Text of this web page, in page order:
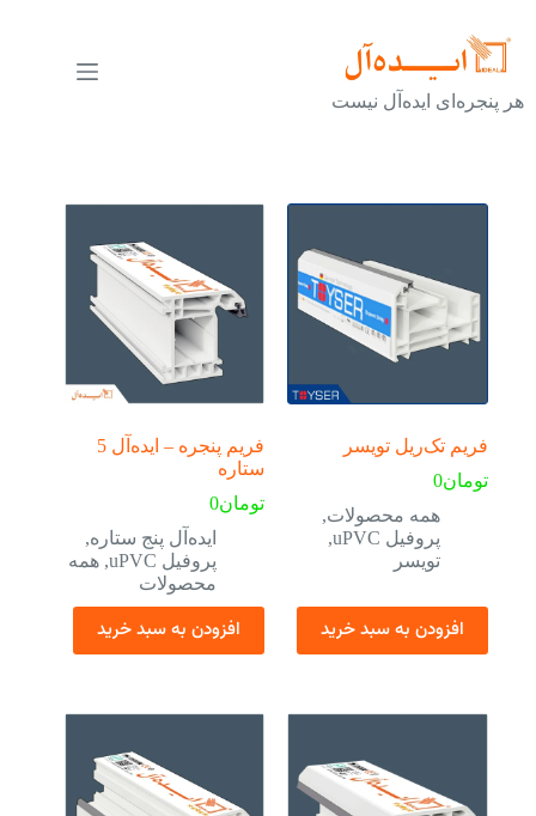
هر پنجره‌ای ایده‌آل نیست
فریم تک‌ریل تویسر
تومان0
همه محصولات,
پروفیل uPVC
,
تویسر
افزودن به سبد خرید
فریم پنجره – ایده‌آل 5
ستاره
تومان0
ایده‌آل پنج ستاره,
پروفیل uPVC
, همه
محصولات
افزودن به سبد خرید